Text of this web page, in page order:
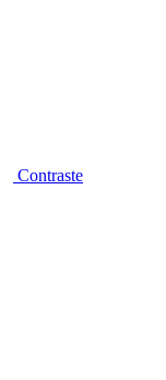
Contraste